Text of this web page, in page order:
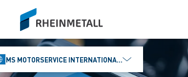
siteLogo
MS MOTORSERVICE INTERNATIONAL GMBH